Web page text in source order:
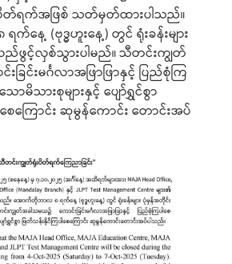
းပိတ်ရက်အဖြစ် သတ်မှတ်ထားပါသည်။
နေ့ (ဗုဒ္ဓဟူးနေ့) တွင် ရုံးခန်းများ
ည်ဖွင့်လှစ်သွားပါမည်။ သီတင်းကျွတ်
ြင်းမင်္ဂလာအဖြာဖြာနှင့် ပြည်စုံကြ
သောမိသားစုများနှင့် ပျော်ရွှင်စွာ
ေကြောင်း ဆုမွန်ကောင်း တောင်းအပ်